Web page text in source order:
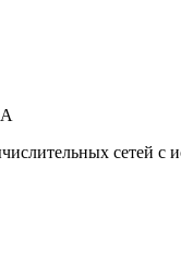
сетей с